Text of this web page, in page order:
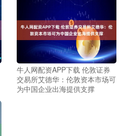
牛人网配资APP下载 伦敦证券
交易所艾德华：伦敦资本市场可
为中国企业出海提供支撑